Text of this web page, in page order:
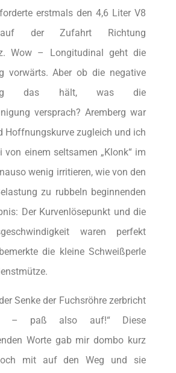
erstmals den 4,6 Liter V8
auf der Zufahrt Richtung
Wow – Longitudinal geht die
vorwärts. Aber ob die negative
das hält, was die
versprach? Aremberg war
Hoffnungskurve zugleich und ich
von einem seltsamen „Klonk“ im
wenig irritieren, wie von den
zu rubbeln beginnenden
Der Kurvenlösepunkt und die
waren perfekt
die kleine Schweißperle
Senke der Fuchsröhre zerbricht
– paß also auf!“ Diese
Worte gab mir dombo kurz
mit auf den Weg und sie